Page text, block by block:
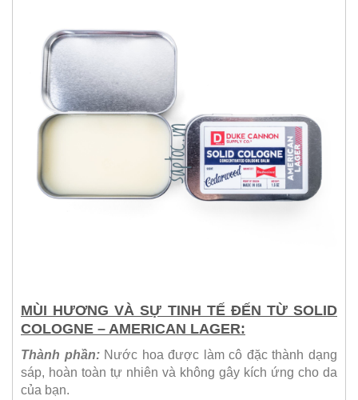
MÙI HƯƠNG VÀ SỰ TINH TẾ ĐẾN TỪ SOLID
COLOGNE – AMERICAN LAGER:
Thành phần:Nước hoa được làm cô đặc thành dạng
sáp, hoàn toàn tự nhiên và không gây kích ứng cho da
của bạn.